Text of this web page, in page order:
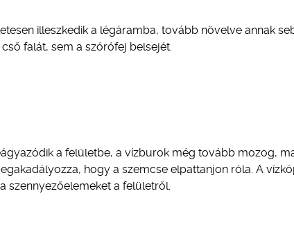
illeszkedik a légáramba, tovább növelve annak
falát, sem a szórófej belsejét.
a felületbe, a vízburok még tovább mozog,
hogy a szemcse elpattanjon róla. A
szennyezőelemeket a felületről.